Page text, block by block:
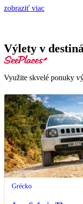
zobraziť viac
Výlety v
Využite skvelé ponuky
Grécko